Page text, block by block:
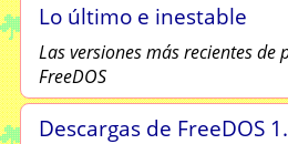
Lo último e inestable
Las versiones más recientes
FreeDOS
Descargas de FreeDOS